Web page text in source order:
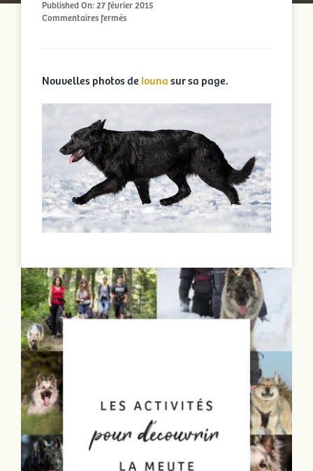
Published On: 27 février 2015
Commentaires ferméssur
Nouvelles photos de Iounasur sa page.